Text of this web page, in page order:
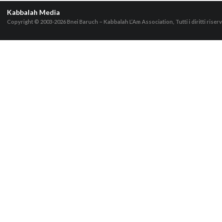
Kabbalah Media
Copyright © 2003-2026Bnei Baruch – Kabbalah L’Am Association, Tutti i diritti